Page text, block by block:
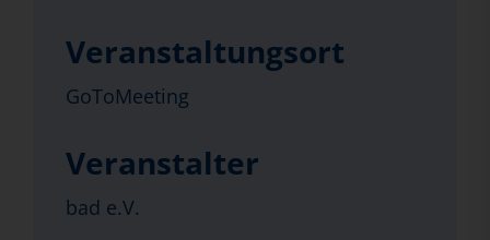
Veranstaltungsort
GoToMeeting
Veranstalter
bad e.V.